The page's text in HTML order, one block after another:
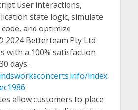
user interactions,
state logic, simulate
and optimize
2024 Betterteam Pty Ltd
with a 100% satisfaction
days.
index.
allow customers to place